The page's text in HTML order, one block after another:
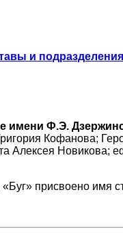
и
имени Ф.Э.
Кофанова;
Алексея Новикова;
«Буг» присвоено имя